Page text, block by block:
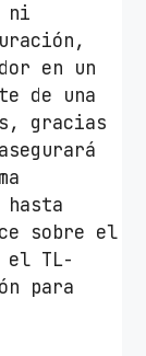
ni
en un
de una
gracias
sobre el
el TL-
para